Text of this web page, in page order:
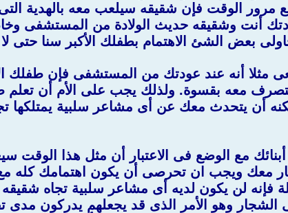
مرور الوقت فإن شقيقه سيلعب معه بالهدية
أنت وشقيقه حديث الولادة من المستشفى
بعض الشئ الاهتمام بطفلك الأكبر سنا حتى
أنه عند عودتك من المستشفى فإن طفلك
معه بقسوة. ولذلك يجب على الأم أن تعلم
أن يتحدث معك عن أى مشاعر سلبية يمتلكها
مع الوضع فى الاعتبار أن مثل هذا الوقت
معك ويجب ان تحرصى أن يكون اهتمامك كله
فإنه لن يكون لديه أى مشاعر سلبية تجاه
وهو الأمر الذى قد يجعلهم يدركون مدى